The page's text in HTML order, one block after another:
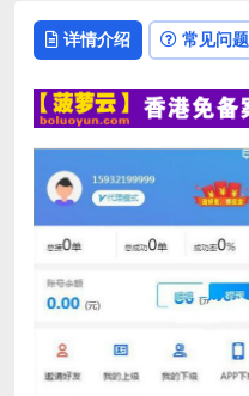
详情介绍 常见问题